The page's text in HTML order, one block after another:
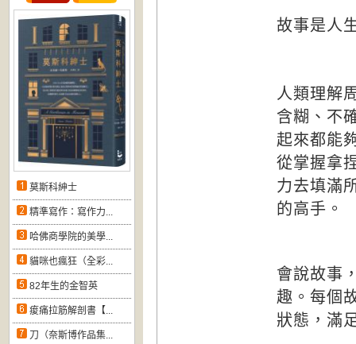
莫斯科紳士
精準寫作：寫作力...
哈佛商學院的美學...
貓咪也瘋狂（全彩...
82年生的金智英
痠痛拉筋解剖書【...
刀（奈斯博作品集...
故事是人
人類理解
含糊、不
起來都能
從掌握拿
力去填滿
的高手。
會說故事
趣。每個
狀態，滿